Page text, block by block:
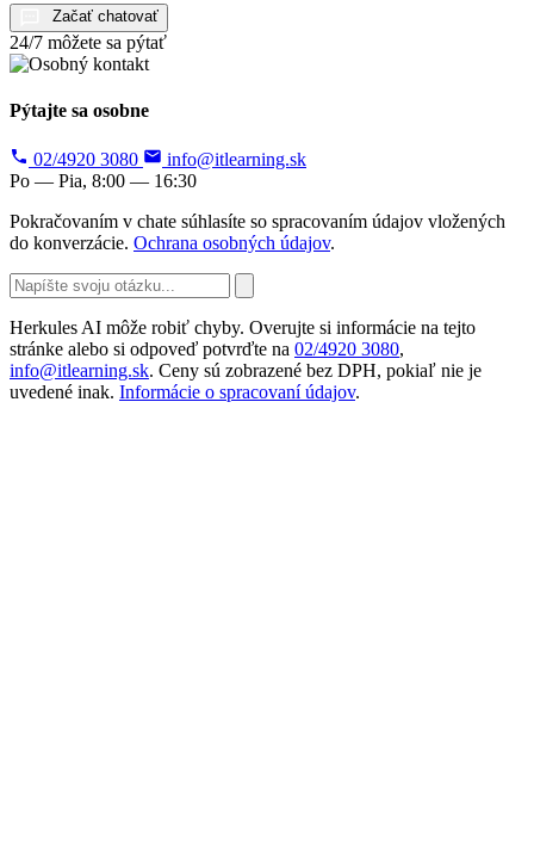
Začať chatovať
24/7 môžete sa pýtať
Pýtajte sa osobne
02/4920 3080
info@itlearning.sk
Po — Pia, 8:00 — 16:30
Pokračovaním v chate súhlasíte so spracovaním údajov vložených
do konverzácie. Ochrana osobných údajov.
Herkules AI môže robiť chyby. Overujte si informácie na tejto
stránke alebo si odpoveď potvrďte na 02/4920 3080,
info@itlearning.sk. Ceny sú zobrazené bez DPH, pokiaľ nie je
uvedené inak. Informácie o spracovaní údajov.